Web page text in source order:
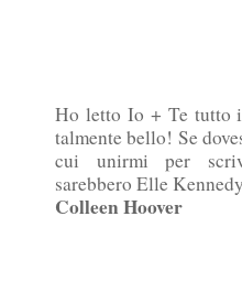
Ho letto Io + Te tutto
talmente bello! Se
cui unirmi per
sarebbero Elle
Colleen Hoover